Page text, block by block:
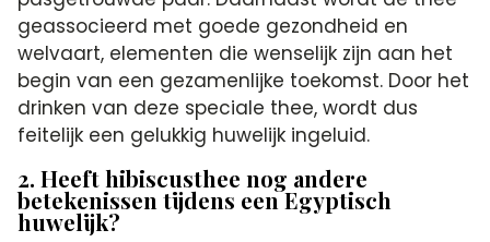
geassocieerd met goede gezondheid en
welvaart, elementen die wenselijk zijn aan het
begin van een gezamenlijke toekomst. Door het
drinken van deze speciale thee, wordt dus
feitelijk een gelukkig huwelijk ingeluid.
2. Heeft hibiscusthee nog andere
betekenissen tijdens een Egyptisch
huwelijk?